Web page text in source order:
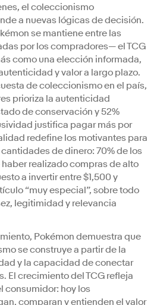
el coleccionismo
a nuevas lógicas de decisión.
se mantiene entre las
por los compradores— el TCG
como una elección informada,
y valor a largo plazo.
de coleccionismo en el país,
prioriza la autenticidad
de conservación y 52%
justifica pagar más por
redefine los motivantes para
de dinero: 70% de los
realizado compras de alto
a invertir entre $1,500 y
“muy especial”, sobre todo
legitimidad y relevancia
Pokémon demuestra que
se construye a partir de la
y la capacidad de conectar
El crecimiento del TCG refleja
consumidor: hoy los
comparan y entienden el valor